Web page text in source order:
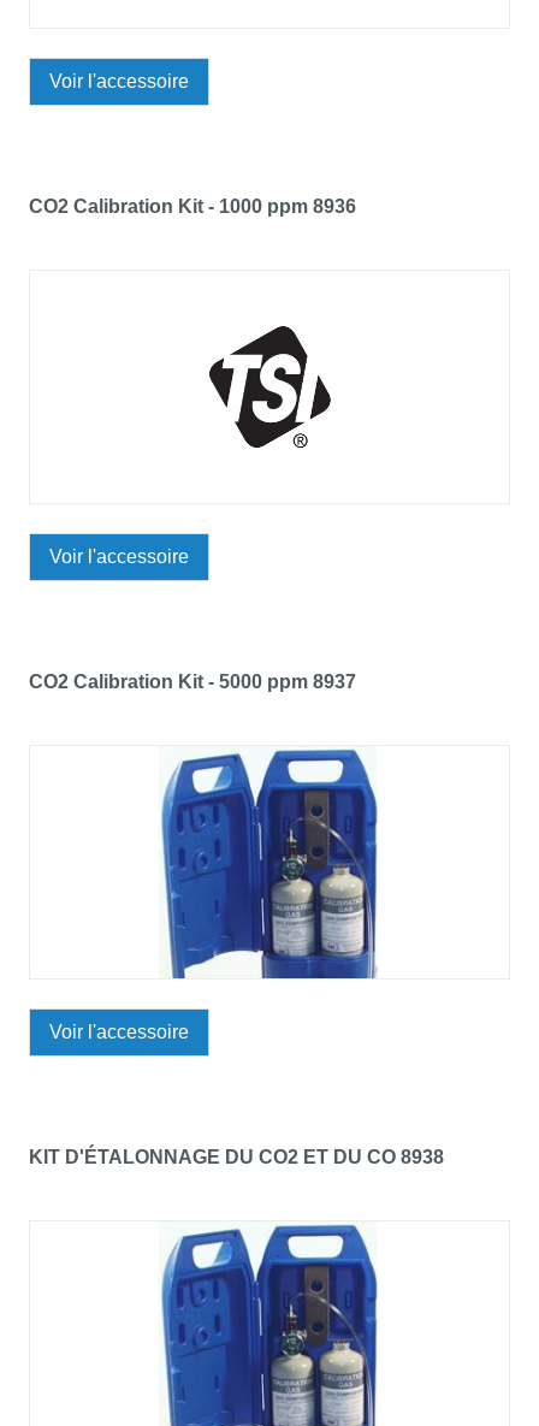
Voir l'accessoire
CO2 Calibration Kit - 1000 ppm 8936
Voir l'accessoire
CO2 Calibration Kit - 5000 ppm 8937
Voir l'accessoire
KIT D'ÉTALONNAGE DU CO2 ET DU CO 8938